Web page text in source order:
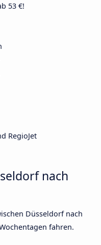
53 €!
RegioJet
nach
Düsseldorf nach
fahren.